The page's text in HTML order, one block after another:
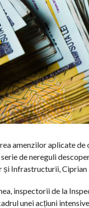
amenzilor aplicate
de nereguli
Infrastructurii, Ciprian
inspectorii de la
unei acțiuni